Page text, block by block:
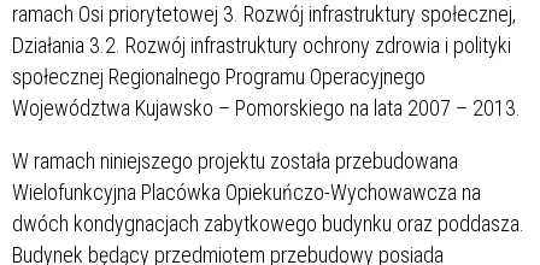
ramach Osi priorytetowej 3. Rozwój infrastruktury społecznej,
Działania 3.2. Rozwój infrastruktury ochrony zdrowia i polityki
społecznej Regionalnego Programu Operacyjnego
Województwa Kujawsko – Pomorskiego na lata 2007 – 2013.
W ramach niniejszego projektu została przebudowana
Wielofunkcyjna Placówka Opiekuńczo-Wychowawcza na
dwóch kondygnacjach zabytkowego budynku oraz poddasza.
Budynek będący przedmiotem przebudowy posiada